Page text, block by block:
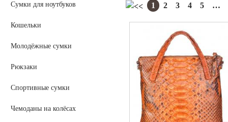
Сумки для ноутбуков
Кошельки
Молодёжные сумки
Рюкзаки
Спортивные сумки
Чемоданы на колёсах
1 2 3 4 5 …